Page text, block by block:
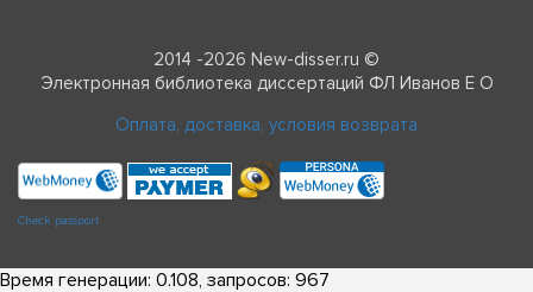
2014 -2026 New-disser.ru ©
Электронная библиотека диссертаций ФЛ Иванов Е О
Оплата, доставка, условия возврата
Check passport
Время генерации: 0.108, запросов: 967